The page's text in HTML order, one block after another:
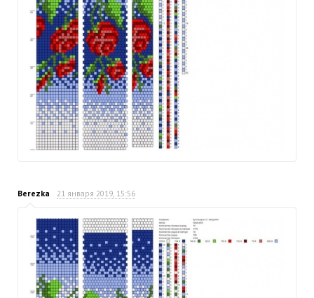
Berezka 21 января 2019, 15:56